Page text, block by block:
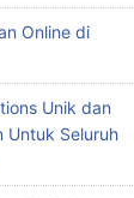
Online di
Unik dan
Untuk Seluruh